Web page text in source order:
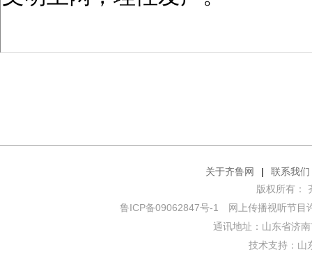
关于齐鲁网 |
联系我们
版权所有：
鲁ICP备09062847号-1
网上传播视听节目
通讯地址：山东省济
技术支持： 山